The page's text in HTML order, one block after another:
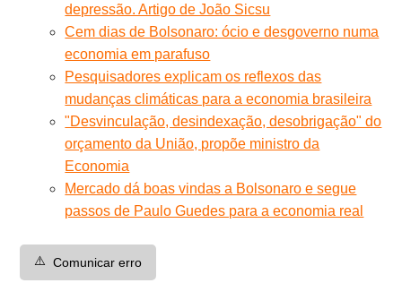
depressão. Artigo de João Sicsu
Cem dias de Bolsonaro: ócio e desgoverno numa
economia em parafuso
Pesquisadores explicam os reflexos das
mudanças climáticas para a economia brasileira
"Desvinculação, desindexação, desobrigação" do
orçamento da União, propõe ministro da
Economia
Mercado dá boas vindas a Bolsonaro e segue
passos de Paulo Guedes para a economia real
⚠️ Comunicar erro